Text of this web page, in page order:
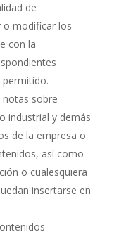
de
o modificar los
con la
notas sobre
industrial y demás
de la empresa o
así como
o cualesquiera
insertarse en